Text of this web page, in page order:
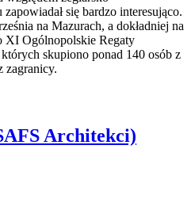
się bardzo interesująco.
na Mazurach, a dokładniej na
XI Ogólnopolskie Regaty
skupiono ponad 140 osób z
zagranicy.
Architekci)